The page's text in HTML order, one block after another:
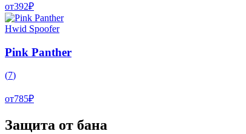
от392₽
Hwid Spoofer
Pink Panther
(7)
от785₽
Защита от бана